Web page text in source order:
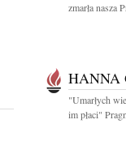
zmarła nasza
HANNA
"Umarłych
im płaci"